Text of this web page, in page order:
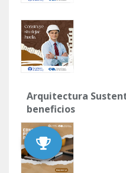
Arquitectura
beneficios